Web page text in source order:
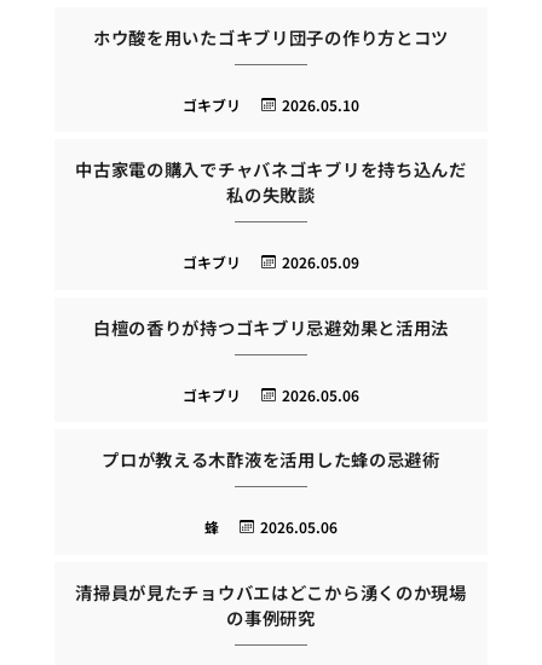
ホウ酸を用いたゴキブリ団子の作り方とコツ
2026.05.10
ゴキブリ
中古家電の購入でチャバネゴキブリを持ち込んだ
私の失敗談
2026.05.09
ゴキブリ
白檀の香りが持つゴキブリ忌避効果と活用法
2026.05.06
ゴキブリ
プロが教える木酢液を活用した蜂の忌避術
2026.05.06
蜂
清掃員が見たチョウバエはどこから湧くのか現場
の事例研究